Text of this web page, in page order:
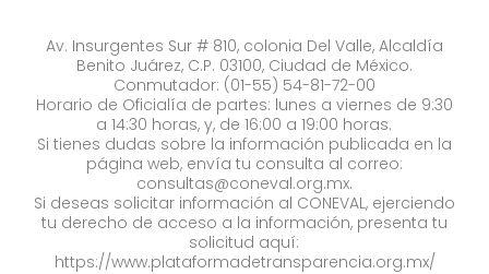
Av. Insurgentes Sur # 810, colonia Del Valle, Alcaldía
Benito Juárez, C.P. 03100, Ciudad de México.
Conmutador: (01-55) 54-81-72-00
Horario de Oficialía de partes: lunes a viernes de 9:30
a 14:30 horas, y, de 16:00 a 19:00 horas.
Si tienes dudas sobre la información publicada en la
página web, envía tu consulta al correo:
consultas@coneval.org.mx.
Si deseas solicitar información al CONEVAL, ejerciendo
tu derecho de acceso a la información, presenta tu
solicitud aquí:
https://www.plataformadetransparencia.org.mx/